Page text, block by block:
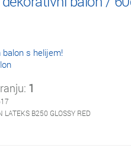
s helijem!
1
LATEKS B250 GLOSSY RED